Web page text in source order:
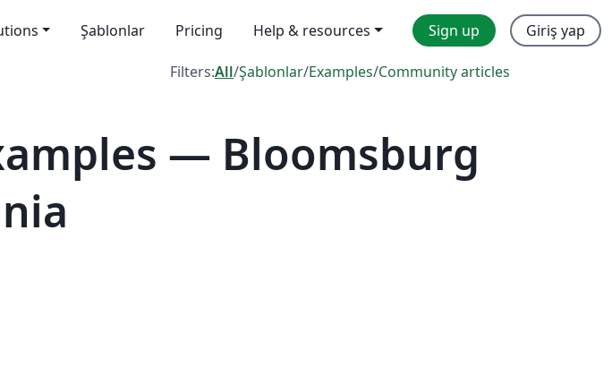
Şablonlar Pricing Help & resources Sign up Giriş yap
Filters:All/Şablonlar/Examples/Community articles
— Bloomsburg